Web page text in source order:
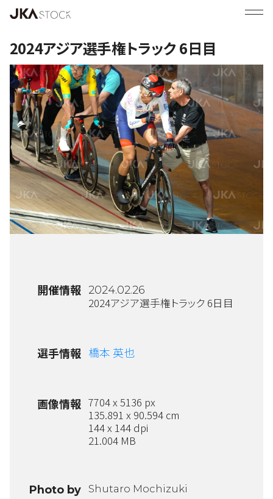
2024アジア選手権トラック 6日目
開催情報 2024.02.26
2024アジア選手権トラック 6日目
選手情報 橋本 英也
画像情報 7704 x 5136 px
135.891 x 90.594 cm
144 x 144 dpi
21.004 MB
Photo by Shutaro Mochizuki